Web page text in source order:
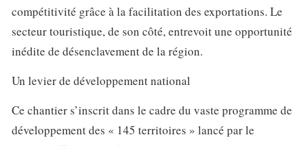
compétitivité grâce à la facilitation des exportations. Le
secteur touristique, de son côté, entrevoit une opportunité
inédite de désenclavement de la région.
Un levier de développement national
Ce chantier s’inscrit dans le cadre du vaste programme de
développement des « 145 territoires » lancé par le